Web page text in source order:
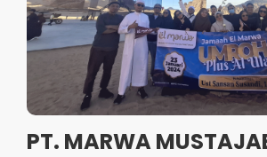
PT. MARWA